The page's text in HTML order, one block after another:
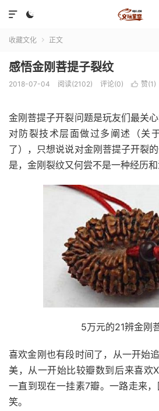


收藏文化  正文
感悟金刚菩提子裂纹
2018-07-04 阅读(2102) 评论(0)  赞(1 )
金刚菩提子开裂问题是玩友们最关
对防裂技术层面做过多阐述（关
了），只想说说对金刚菩提子开裂
是，金刚裂纹又何尝不是一种经历和
5万元的21辨金刚
喜欢金刚也有段时间了，从一开始
美，从一开始比较瓣数到后来喜欢
一直到现在一挂素7瓣。一路走来
笑。